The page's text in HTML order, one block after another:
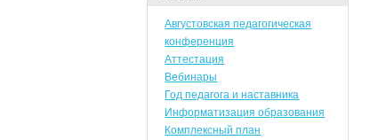
Августовская педагогическая
конференция
Аттестация
Вебинары
Год педагога и наставника
Информатизация образования
Комплексный план